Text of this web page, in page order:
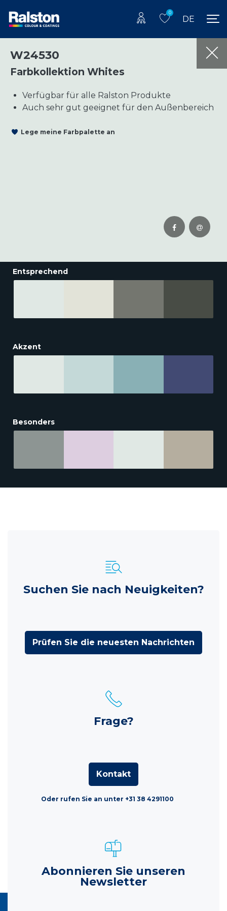
0
DE
W24530
Farbkollektion Whites
Verfügbar für alle Ralston Produkte
Auch sehr gut geeignet für den Außenbereich
Lege meine Farbpalette an
Entsprechend
Akzent
Besonders
Suchen Sie nach Neuigkeiten?
Prüfen Sie die neuesten Nachrichten
Frage?
Kontakt
Oder rufen Sie an unter +31 38 4291100
Abonnieren Sie unseren
Newsletter